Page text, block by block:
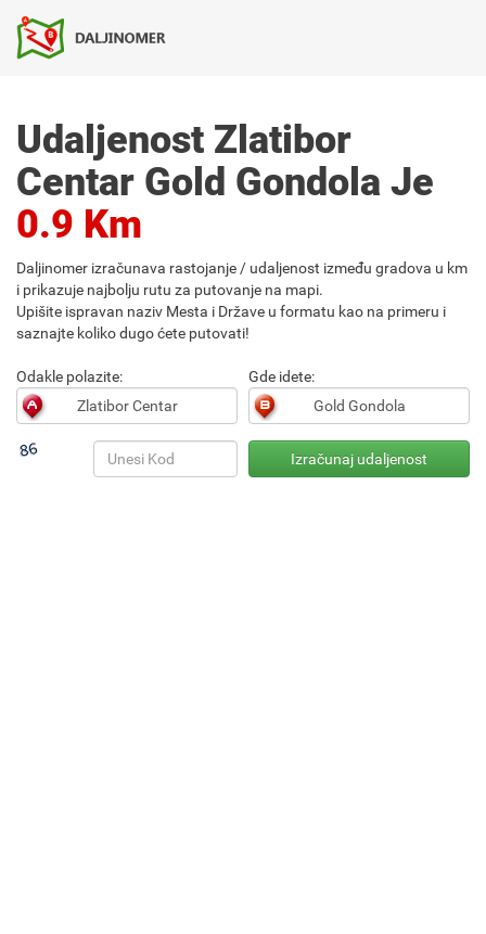
Udaljenost Zlatibor
Centar Gold Gondola Je
0.9 Km
Daljinomer izračunava rastojanje / udaljenost između gradova u km
i prikazuje najbolju rutu za putovanje na mapi.
Upišite ispravan naziv Mesta i Države u formatu kao na primeru i
saznajte koliko dugo ćete putovati!
Odakle polazite: Gde idete: